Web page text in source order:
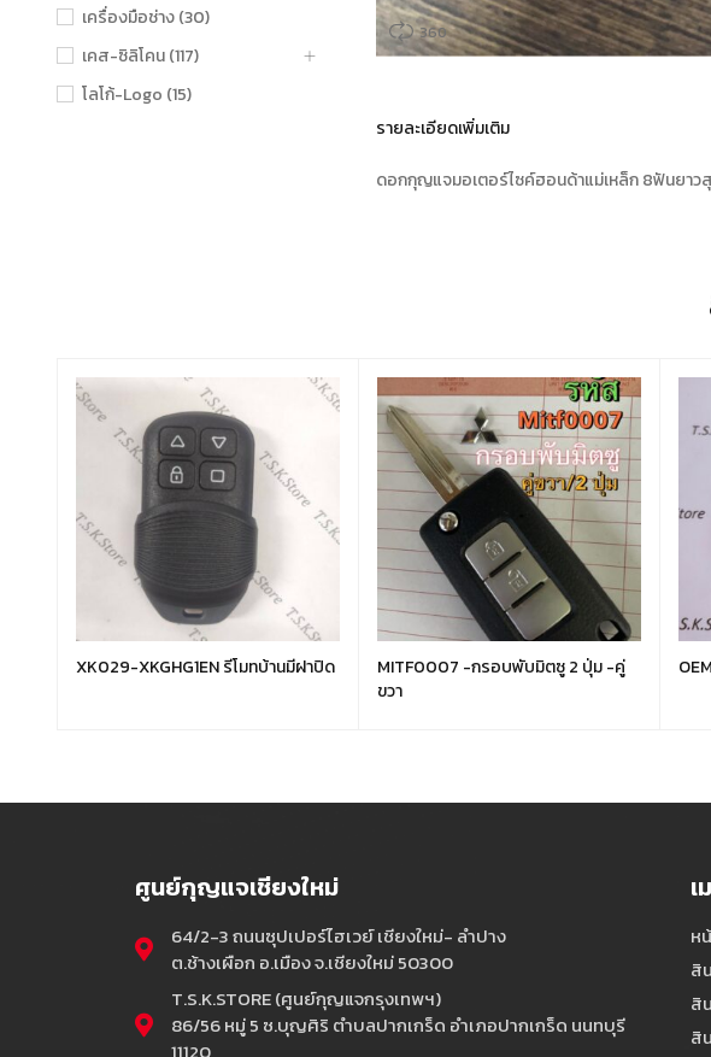
เครื่องมือช่าง (30)
เคส-ซิลิโคน (117)
โลโก้-Logo (15)
360
รายละเอียดเพิ่มเติม
ดอกกุญแจมอเตอร์ไซค์ฮอนด้าแม่เหล็ก 8ฟันยา
XK029-XKGHG1EN รีโมทบ้านมีฝาปิด
MITF0007 -กรอบพับมิตซู 2 ปุ่ม -คู่
ขวา
ศูนย์กุญแจเชียงใหม่
64/2-3 ถนนซุปเปอร์ไฮเวย์ เชียงใหม่- ลำปาง
ต.ช้างเผือก อ.เมือง จ.เชียงใหม่ 50300
T.S.K.STORE (ศูนย์กุญแจกรุงเทพฯ)
86/56 หมู่ 5 ซ.บุญศิริ ตำบลปากเกร็ด อำเภอปากเกร็ด นนทบุรี
เ
ห
สิ
สิ
สิ